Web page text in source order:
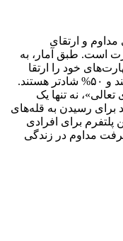
مداوم و ارتقای
است. طبق آمار، به
خود را ارتقا
می‌دهند، ۲۵% درآمد بیشتری کسب می‌کنند و ۵۰% شادتر هستند.
نه تنها یک
برای رسیدن به قله‌های
برای افرادی
مداوم در زندگی